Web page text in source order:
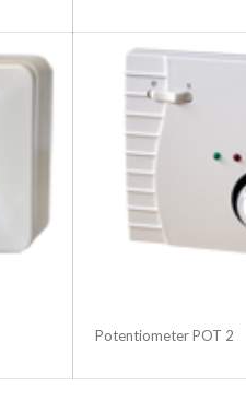
Potentiometer POT 2